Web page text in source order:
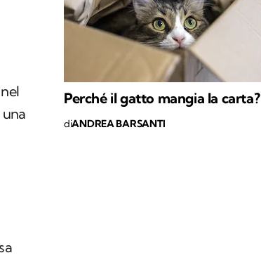
Perché il gatto mangia la carta?
diANDREA BARSANTI